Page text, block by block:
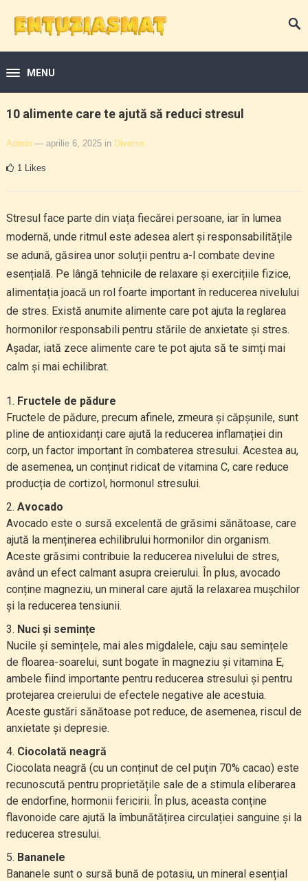
MENU
10 alimente care te ajută să reduci stresul
Admin — aprilie 6, 2025 in Diverse
1 Likes
Stresul face parte din viața fiecărei persoane, iar în lumea
modernă, unde ritmul este adesea alert și responsabilitățile
se adună, găsirea unor soluții pentru a-l combate devine
esențială. Pe lângă tehnicile de relaxare și exercițiile fizice,
alimentația joacă un rol foarte important în reducerea nivelului
de stres. Există anumite alimente care pot ajuta la reglarea
hormonilor responsabili pentru stările de anxietate și stres.
Așadar, iată zece alimente care te pot ajuta să te simți mai
calm și mai echilibrat.
Fructele de pădure
Fructele de pădure, precum afinele, zmeura și căpșunile, sunt
pline de antioxidanți care ajută la reducerea inflamației din
corp, un factor important în combaterea stresului. Acestea au,
de asemenea, un conținut ridicat de vitamina C, care reduce
producția de cortizol, hormonul stresului.
Avocado
Avocado este o sursă excelentă de grăsimi sănătoase, care
ajută la menținerea echilibrului hormonilor din organism.
Aceste grăsimi contribuie la reducerea nivelului de stres,
având un efect calmant asupra creierului. În plus, avocado
conține magneziu, un mineral care ajută la relaxarea mușchilor
și la reducerea tensiunii.
Nuci și semințe
Nucile și semințele, mai ales migdalele, caju sau semințele
de floarea-soarelui, sunt bogate în magneziu și vitamina E,
ambele fiind importante pentru reducerea stresului și pentru
protejarea creierului de efectele negative ale acestuia.
Aceste gustări sănătoase pot reduce, de asemenea, riscul de
anxietate și depresie.
Ciocolată neagră
Ciocolata neagră (cu un conținut de cel puțin 70% cacao) este
recunoscută pentru proprietățile sale de a stimula eliberarea
de endorfine, hormonii fericirii. În plus, aceasta conține
flavonoide care ajută la îmbunătățirea circulației sanguine și la
reducerea stresului.
Bananele
Bananele sunt o sursă bună de potasiu, un mineral esențial